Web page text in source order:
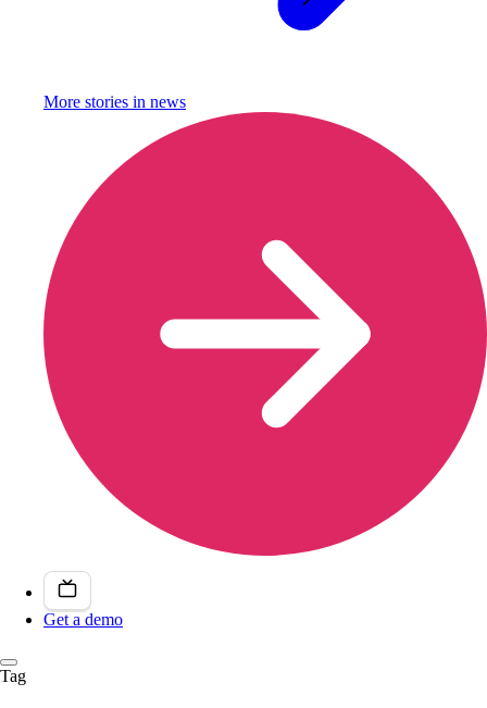
More stories in news
Get a demo
Tag